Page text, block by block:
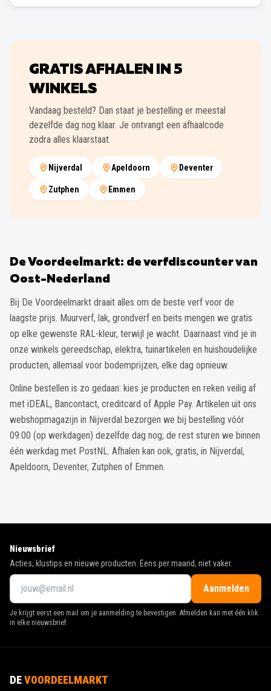
GRATIS AFHALEN IN 5
WINKELS
Vandaag besteld? Dan staat je bestelling er meestal
dezelfde dag nog klaar. Je ontvangt een afhaalcode
zodra alles klaarstaat.
Nijverdal Apeldoorn Deventer
Zutphen Emmen
De Voordeelmarkt: de verfdiscounter van
Oost-Nederland
Bij De Voordeelmarkt draait alles om de beste verf voor de
laagste prijs. Muurverf, lak, grondverf en beits mengen we gratis
op elke gewenste RAL-kleur, terwijl je wacht. Daarnaast vind je in
onze winkels gereedschap, elektra, tuinartikelen en huishoudelijke
producten, allemaal voor bodemprijzen, elke dag opnieuw.
Online bestellen is zo gedaan: kies je producten en reken veilig af
met iDEAL, Bancontact, creditcard of Apple Pay. Artikelen uit ons
webshopmagazijn in Nijverdal bezorgen we bij bestelling vóór
09:00 (op werkdagen) dezelfde dag nog; de rest sturen we binnen
één werkdag met PostNL. Afhalen kan ook, gratis, in Nijverdal,
Apeldoorn, Deventer, Zutphen of Emmen.
Nieuwsbrief
Acties, klustips en nieuwe producten. Eens per maand, niet vaker.
Aanmelden
Je krijgt eerst een mail om je aanmelding te bevestigen. Afmelden kan met één klik
in elke nieuwsbrief.
DEVOORDEELMARKT